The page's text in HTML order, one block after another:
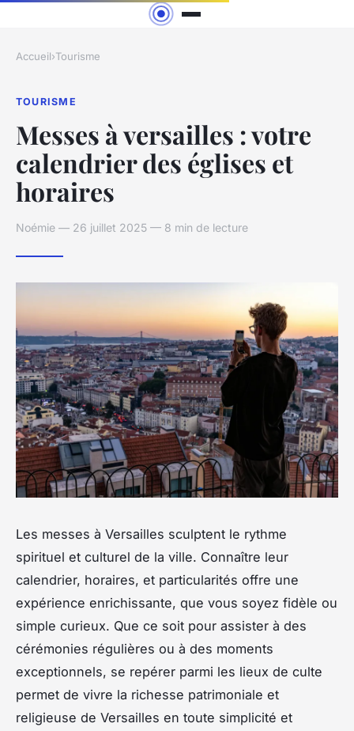
Accueil›Tourisme
TOURISME
Messes à versailles : votre
calendrier des églises et
horaires
Noémie — 26 juillet 2025 — 8 min de lecture
Les messes à Versailles sculptent le rythme
spirituel et culturel de la ville. Connaître leur
calendrier, horaires, et particularités offre une
expérience enrichissante, que vous soyez fidèle ou
simple curieux. Que ce soit pour assister à des
cérémonies régulières ou à des moments
exceptionnels, se repérer parmi les lieux de culte
permet de vivre la richesse patrimoniale et
religieuse de Versailles en toute simplicité et